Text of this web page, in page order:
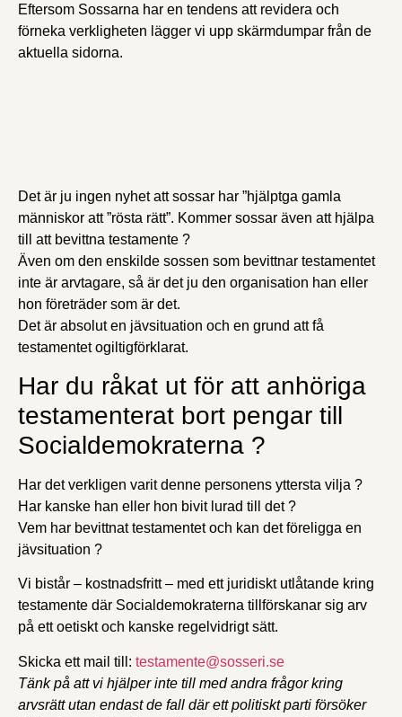
Eftersom Sossarna har en tendens att revidera och
förneka verkligheten lägger vi upp skärmdumpar från de
aktuella sidorna.
Det är ju ingen nyhet att sossar har ”hjälptga gamla
människor att ”rösta rätt”. Kommer sossar även att hjälpa
till att bevittna testamente ?
Även om den enskilde sossen som bevittnar testamentet
inte är arvtagare, så är det ju den organisation han eller
hon företräder som är det.
Det är absolut en jävsituation och en grund att få
testamentet ogiltigförklarat.
Har du råkat ut för att anhöriga
testamenterat bort pengar till
Socialdemokraterna ?
Har det verkligen varit denne personens yttersta vilja ?
Har kanske han eller hon bivit lurad till det ?
Vem har bevittnat testamentet och kan det föreligga en
jävsituation ?
Vi bistår – kostnadsfritt – med ett juridiskt utlåtande kring
testamente där Socialdemokraterna tillförskanar sig arv
på ett oetiskt och kanske regelvidrigt sätt.
Skicka ett mail till: testamente@sosseri.se
Tänk på att vi hjälper inte till med andra frågor kring
arvsrätt utan endast de fall där ett politiskt parti försöker